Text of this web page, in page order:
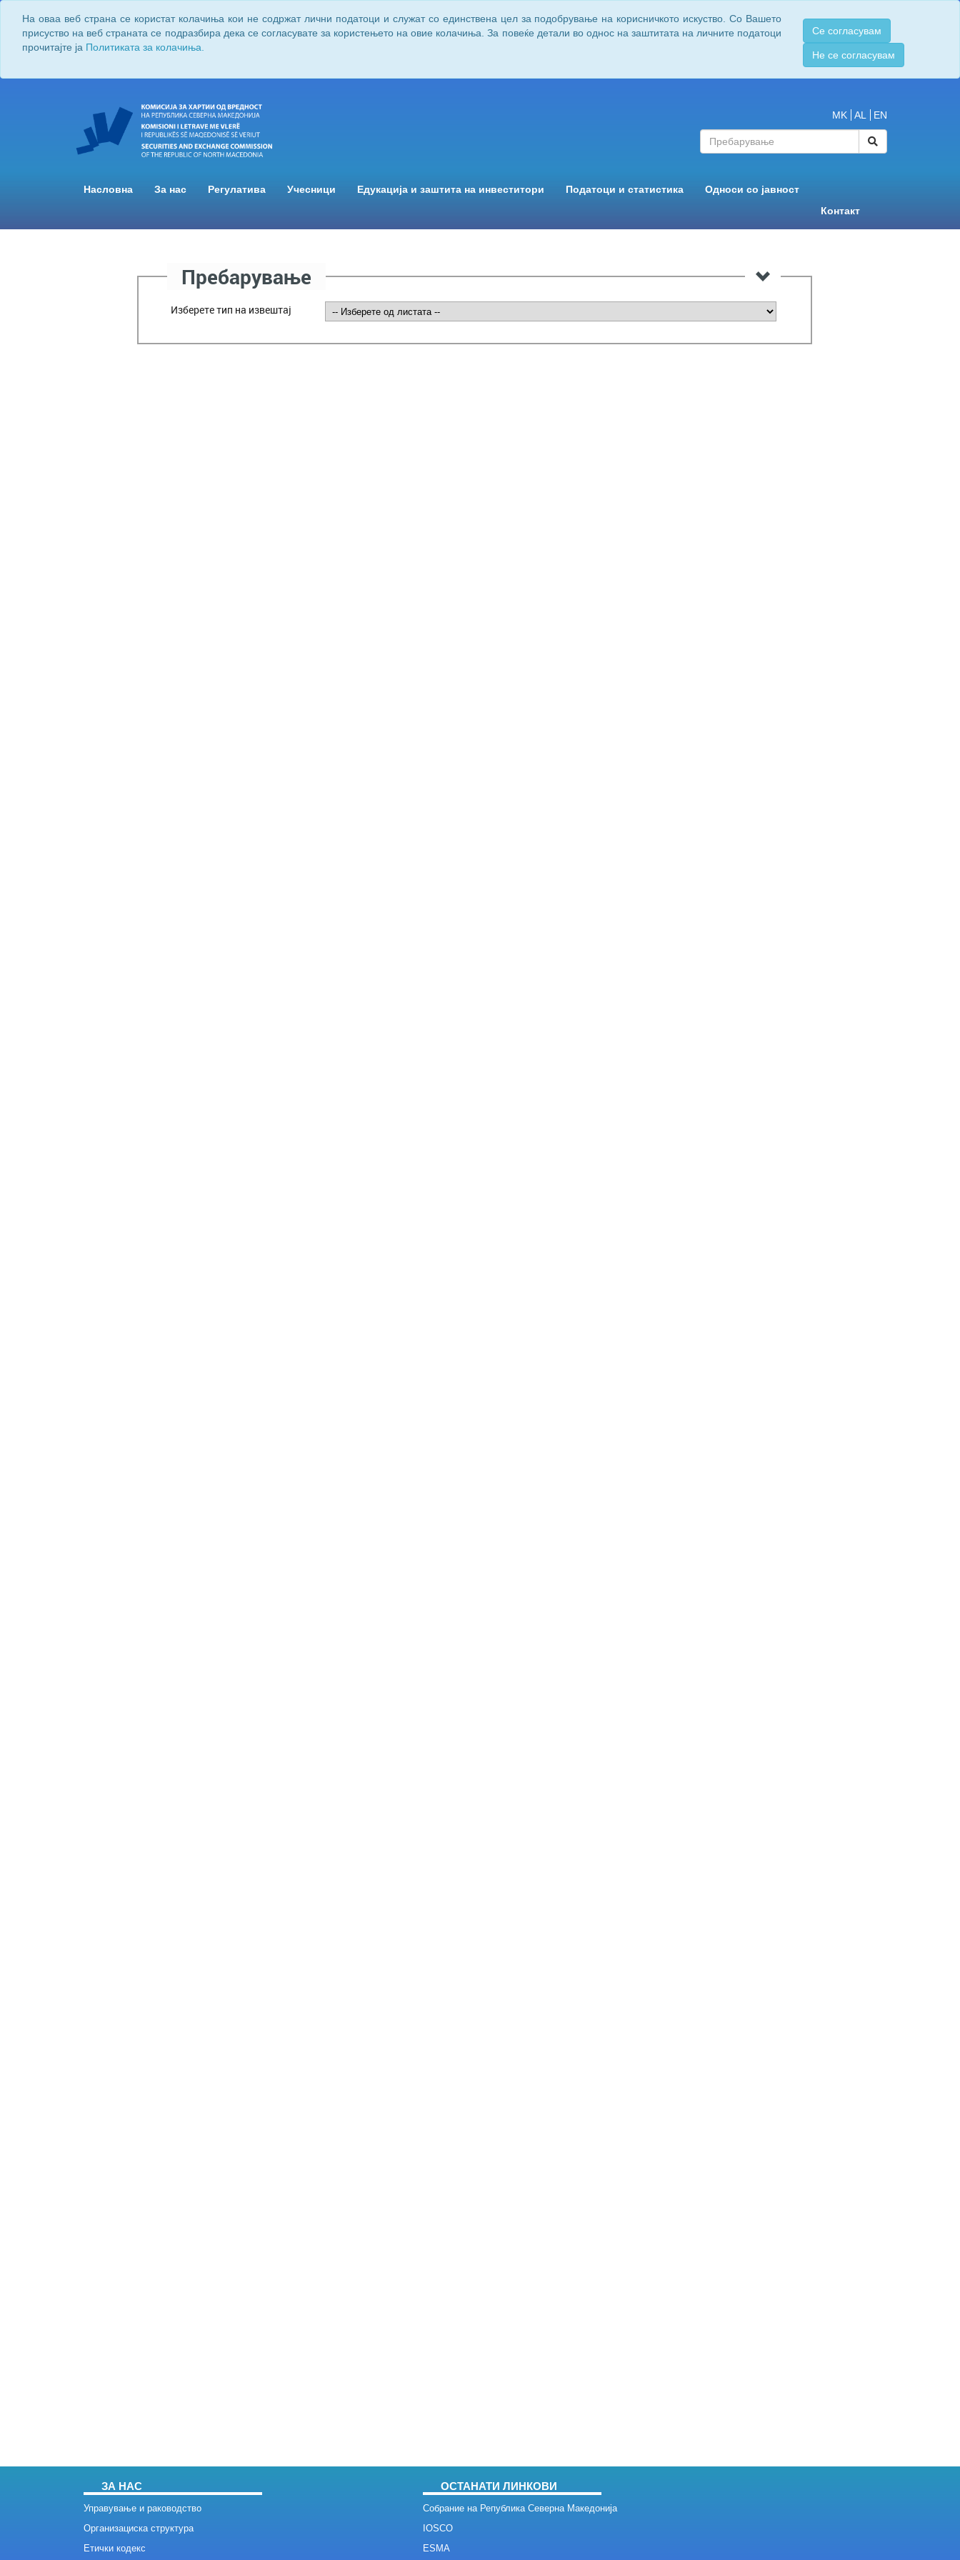
На оваа веб страна се користат колачиња кои не содржат лични податоци и служат со единствена цел за подобрување на корисничкото искуство. Со Вашето
присуство на веб страната се подразбира дека се согласувате за користењето на овие колачиња. За повеќе детали во однос на заштитата на личните податоци
прочитајте ја Политиката за колачиња.
Се согласувам
Не се согласувам
MK AL EN
Насловна За нас Регулатива Учесници Едукација и заштита на инвеститори Податоци и статистика
Односи со јавност
Контакт
ЗА НАС
Управување и раководство
Организациска структура
Етички кодекс
ОСТАНАТИ ЛИНКОВИ
Собрание на Република Северна Македонија
IOSCO
ESMA